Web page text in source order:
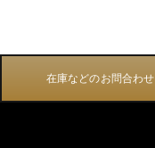
在庫などのお問合わせ